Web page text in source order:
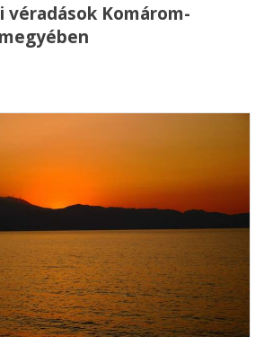
véradások Komárom-